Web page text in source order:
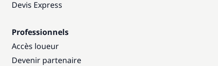
Devis Express
Professionnels
Accès loueur
Devenir partenaire